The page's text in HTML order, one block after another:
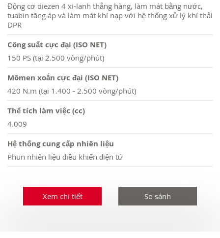
Động cơ diezen 4 xi-lanh thẳng hàng, làm mát bằng nước,
tuabin tăng áp và làm mát khí nạp với hệ thống xử lý khí thải
DPR
Công suất cực đại (ISO NET)
150 PS (tại 2.500 vòng/phút)
Mômen xoắn cực đại (ISO NET)
420 N.m (tại 1.400 - 2.500 vòng/phút)
Thể tích làm việc (cc)
4.009
Hệ thống cung cấp nhiên liệu
Phun nhiên liệu điều khiển điện tử
Xem chi tiết So sánh